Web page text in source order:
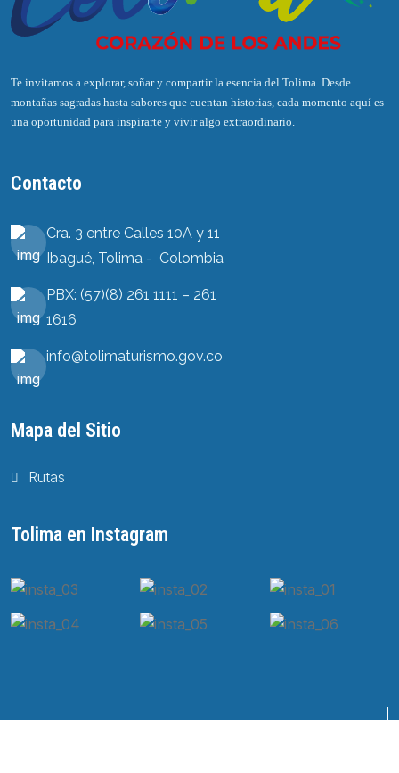
Te invitamos a explorar, soñar y compartir la esencia del Tolima. Desde
montañas sagradas hasta sabores que cuentan historias, cada momento aquí es
una oportunidad para inspirarte y vivir algo extraordinario.
Contacto
Cra. 3 entre Calles 10A y 11
Ibagué, Tolima - Colombia
PBX: (57)(8) 261 1111 – 261
1616
info@tolimaturismo.gov.co
Mapa del Sitio
Rutas
Tolima en Instagram